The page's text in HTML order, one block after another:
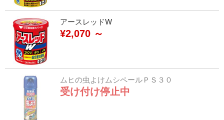
アースレッドW
¥2,070 ～
ムヒの虫よけムシペールＰＳ３０
受け付け停止中